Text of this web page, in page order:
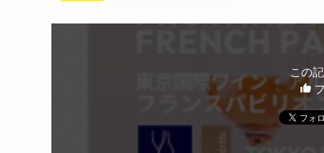
この